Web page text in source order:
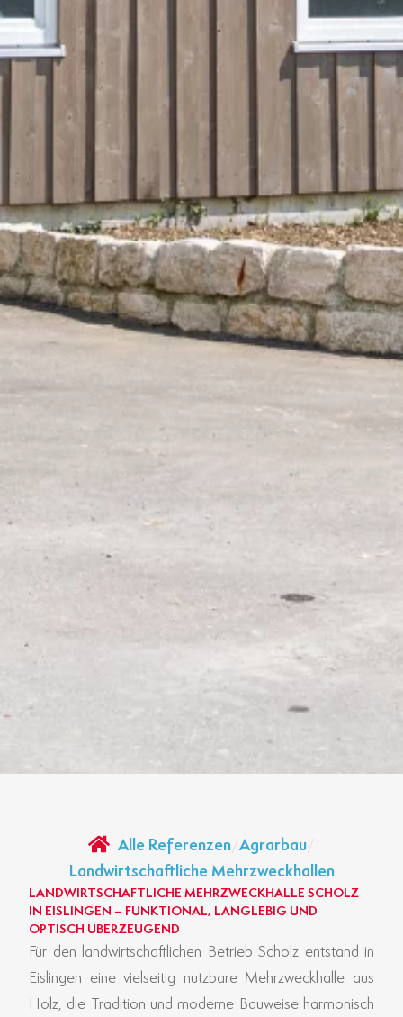
Alle Referenzen/Agrarbau/
Landwirtschaftliche Mehrzweckhallen
LANDWIRTSCHAFTLICHE MEHRZWECKHALLE SCHOLZ
IN EISLINGEN – FUNKTIONAL, LANGLEBIG UND
OPTISCH ÜBERZEUGEND
Für den landwirtschaftlichen Betrieb Scholz entstand in
Eislingen eine vielseitig nutzbare Mehrzweckhalle aus
Holz, die Tradition und moderne Bauweise harmonisch